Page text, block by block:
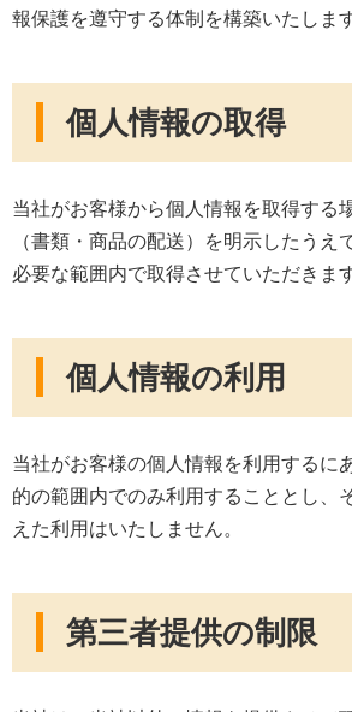
報保護を遵守する体制を構築いたします
個人情報の取得
当社がお客様から個人情報を取得する
（書類・商品の配送）を明示したうえ
必要な範囲内で取得させていただきます
個人情報の利用
当社がお客様の個人情報を利用するに
的の範囲内でのみ利用することとし、
えた利用はいたしません。
第三者提供の制限